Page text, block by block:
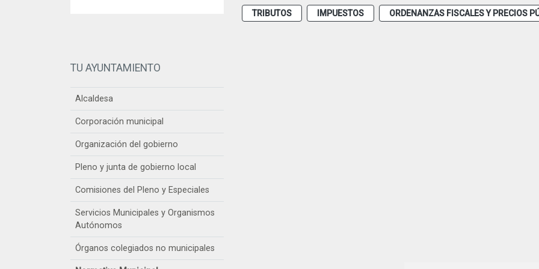
TU AYUNTAMIENTO
Alcaldesa
Corporación municipal
Organización del gobierno
Pleno y junta de gobierno local
Comisiones del Pleno y Especiales
Servicios Municipales y Organismos
Autónomos
Órganos colegiados no municipales
TRIBUTOS IMPUESTOS ORDENANZAS FISCALES Y PRECIOS